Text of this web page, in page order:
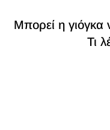
Μπορεί η γιόγκα
Τι